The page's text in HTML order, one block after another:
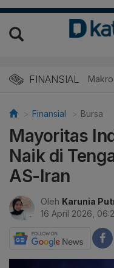
FINANSIAL Makro
Finansial Bursa
Mayoritas
Naik di
AS-Iran
Oleh Karunia
16 April 2026,